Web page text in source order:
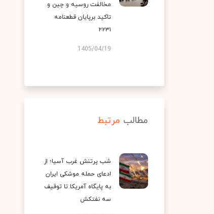
مخالفت روسیه و چین و
تاکید برپایان قطعنامه
۲۲۳۱
1405/04/19
مطالب مرتبط
شب پرتنش غرب آسیا؛ از
ادعای حمله موشکی ایران
به پایگاه آمریکا تا توقیف
سه نفتکش